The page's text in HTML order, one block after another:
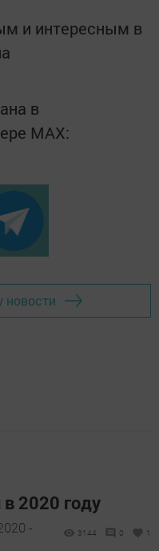
и интересным в
в
MАХ:
новости
2020 году
-
3144 0 1